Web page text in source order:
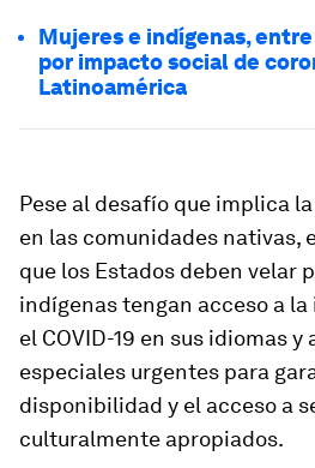
Mujeres e indígenas,
por impacto social de
Latinoamérica
Pese al desafío que implica
en las comunidades nativas,
que los Estados deben velar
indígenas tengan acceso a
el COVID-19 en sus idiomas
especiales urgentes para
disponibilidad y el acceso a
culturalmente apropiados.